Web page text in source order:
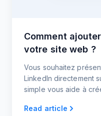
Comment
votre site web ?
Vous souhaitez
LinkedIn directement
simple vous aide à
visiteurs d'être
Read article